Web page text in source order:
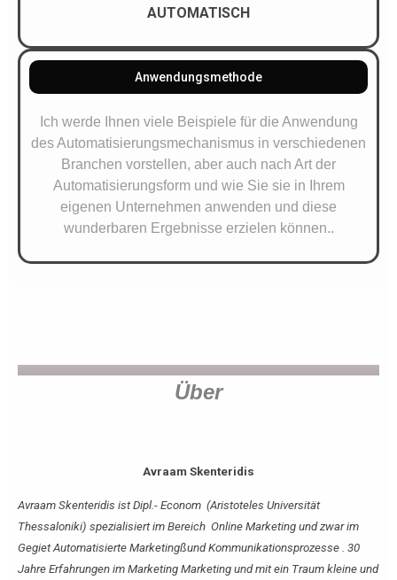
AUTOMATISCH
Anwendungsmethode
Ich werde Ihnen viele Beispiele für die Anwendung
des Automatisierungsmechanismus in verschiedenen
Branchen vorstellen, aber auch nach Art der
Automatisierungsform und wie Sie sie in Ihrem
eigenen Unternehmen anwenden und diese
wunderbaren Ergebnisse erzielen können..
Über
Avraam Skenteridis
Avraam Skenteridis ist Dipl.- Econom (Aristoteles Universität
Thessaloniki) spezialisiert im Bereich Online Marketing und zwar im
Gegiet Automatisierte Marketingßund Kommunikationsprozesse . 30
Jahre Erfahrungen im Marketing Marketing und mit ein Traum kleine und